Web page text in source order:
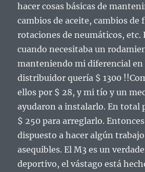
hacer cosas básicas de
cambios de aceite, cambios de
rotaciones de neumáticos, etc.
cuando necesitaba un
manteniendo mi diferencial en
distribuidor quería $ 1300 !!
ellos por $ 28, y mi tío y un
ayudaron a instalarlo. En total
$ 250 para arreglarlo.
dispuesto a hacer algún
asequibles. El M3 es un
deportivo, el vástago está